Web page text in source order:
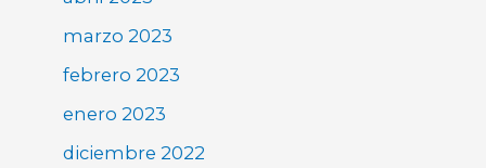
marzo 2023
febrero 2023
enero 2023
diciembre 2022